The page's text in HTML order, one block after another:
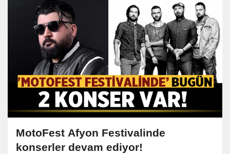
MotoFest Afyon Festivalinde
konserler devam ediyor!